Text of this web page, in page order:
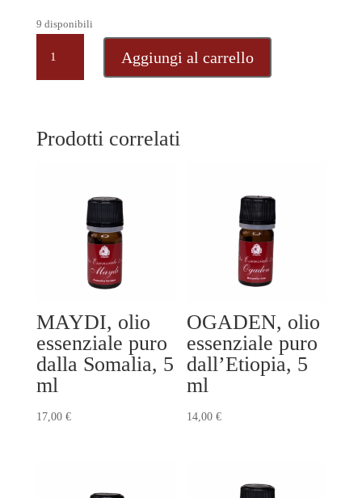
9 disponibili
olio
essenziale
5
Aggiungi al carrello
Prodotti correlati
MAYDI, olio
essenziale puro
dalla Somalia, 5
ml
17,00 €
OGADEN, olio
essenziale puro
dall’Etiopia, 5
ml
14,00€